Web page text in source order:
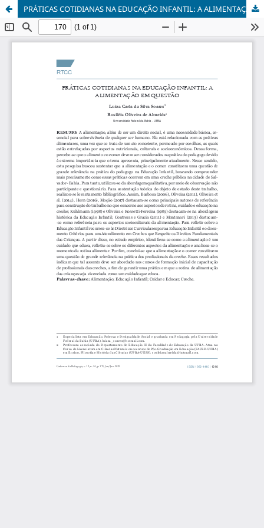
PRÁTICAS COTIDIANAS NA EDUCAÇÃO INFANTIL: A ALIMENTAÇÃO EM QUESTÃO